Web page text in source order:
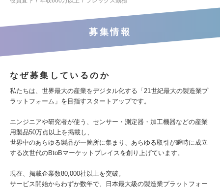
募集情報
なぜ募集しているのか
私たちは、世界最大の産業をデジタル化する「21世紀最大の製造業プ
ラットフォーム」を目指すスタートアップです。
エンジニアや研究者が使う、センサー・測定器・加工機器などの産業
用製品50万点以上を掲載し、
世界中のあらゆる製品が一箇所に集まり、あらゆる取引が瞬時に成立
する次世代のBtoBマーケットプレイスを創り上げています。
現在、掲載企業数80,000社以上を突破。
サービス開始からわずか数年で、日本最大級の製造業プラットフォー